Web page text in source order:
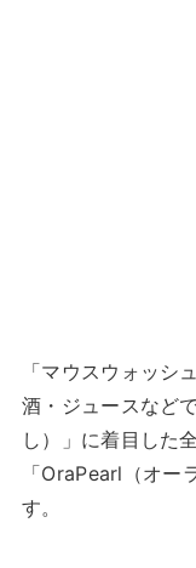
「マウスウォッシ
酒・ジュースなど
し）」に着目した
「OraPearl（オー
す。